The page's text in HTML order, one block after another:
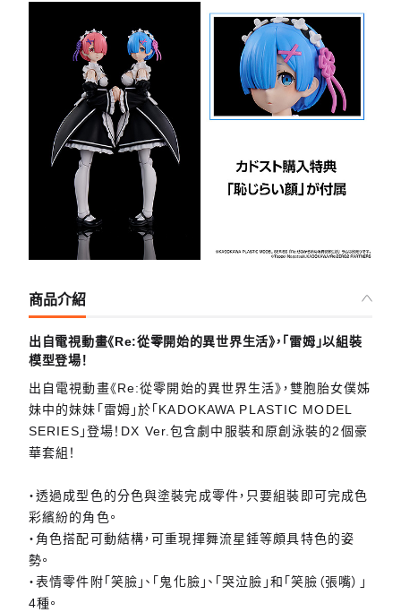
商品介紹
出自電視動畫《Re:從零開始的異世界生活》，「雷姆」以組裝
模型登場！
出自電視動畫《Re:從零開始的異世界生活》，雙胞胎女僕姊
妹中的妹妹「雷姆」於「KADOKAWA PLASTIC MODEL
SERIES」登場！DX Ver.包含劇中服裝和原創泳裝的2個豪
華套組！
・透過成型色的分色與塗裝完成零件，只要組裝即可完成色
彩繽紛的角色。
・角色搭配可動結構，可重現揮舞流星錘等頗具特色的姿
勢。
・表情零件附「笑臉」、「鬼化臉」、「哭泣臉」和「笑臉（張嘴）」
4種。